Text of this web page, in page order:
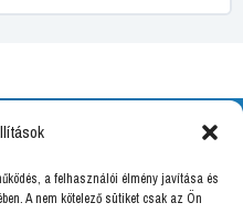
a felhasználói élmény javítása és
A nem kötelező sütiket csak az Ön
Kft.